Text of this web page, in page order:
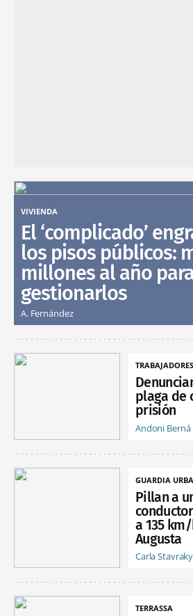
VIVIENDA
El ‘complicado’
los pisos públicos:
millones al año
gestionarlos
A. Fernández
TRABAJADORES
plaga de
prisión
Andoni Berná
GUARDIA
Pillan a
a 135
Augusta
Carla Stavraky
TERRASSA